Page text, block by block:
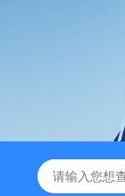
3380/3380P/